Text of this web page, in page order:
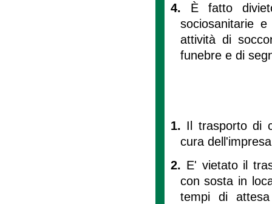
4. È fatto
sociosanitarie
attività di
funebre e di
1. Il trasporto di
cura
2. E' vietato il
con sosta in
tempi di